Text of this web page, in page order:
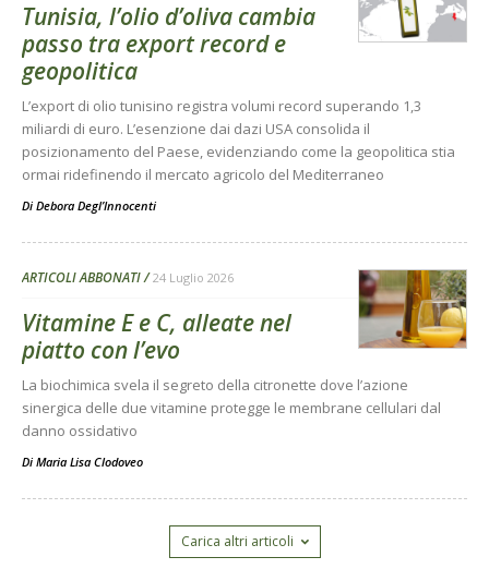
Tunisia, l’olio d’oliva cambia
passo tra export record e
geopolitica
L’export di olio tunisino registra volumi record superando 1,3
miliardi di euro. L’esenzione dai dazi USA consolida il
posizionamento del Paese, evidenziando come la geopolitica stia
ormai ridefinendo il mercato agricolo del Mediterraneo
Di Debora Degl’Innocenti
ARTICOLI ABBONATI 24 Luglio 2026
Vitamine E e C, alleate nel
piatto con l’evo
La biochimica svela il segreto della citronette dove l’azione
sinergica delle due vitamine protegge le membrane cellulari dal
danno ossidativo
Di Maria Lisa Clodoveo
Carica altri articoli